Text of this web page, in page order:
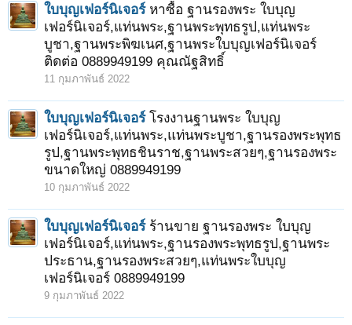
ใบบุญเฟอร์นิเจอร์ หาซื้อ ฐานรองพระ ใบบุญ
เฟอร์นิเจอร์,แท่นพระ,ฐานพระพุทธรูป,แท่นพระ
บูชา,ฐานพระพิฆเนศ,ฐานพระใบบุญเฟอร์นิเจอร์
ติดต่อ 0889949199 คุณณัฐสิทธิ์
11 กุมภาพันธ์ 2022
ใบบุญเฟอร์นิเจอร์ โรงงานฐานพระ ใบบุญ
เฟอร์นิเจอร์,แท่นพระ,แท่นพระบูชา,ฐานรองพระพุทธ
รูป,ฐานพระพุทธชินราช,ฐานพระสวยๆ,ฐานรองพระ
ขนาดใหญ่ 0889949199
10 กุมภาพันธ์ 2022
ใบบุญเฟอร์นิเจอร์ ร้านขาย ฐานรองพระ ใบบุญ
เฟอร์นิเจอร์,แท่นพระ,ฐานรองพระพุทธรูป,ฐานพระ
ประธาน,ฐานรองพระสวยๆ,แท่นพระใบบุญ
เฟอร์นิเจอร์ 0889949199
9 กุมภาพันธ์ 2022